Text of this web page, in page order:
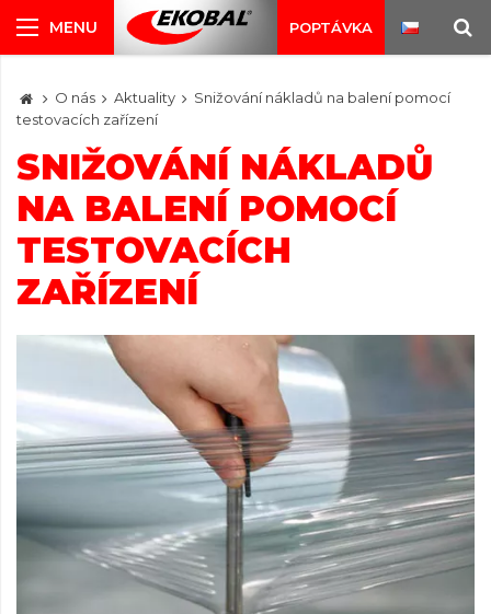
POPTÁVKA
O nás Aktuality
Snižování nákladů na balení pomocí
testovacích zařízení
SNIŽOVÁNÍ NÁKLADŮ
NA BALENÍ POMOCÍ
TESTOVACÍCH
ZAŘÍZENÍ